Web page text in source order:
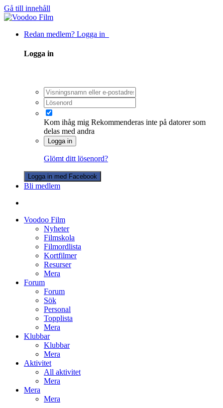
Gå till innehåll
Redan medlem? Logga in
Logga in
Kom ihåg mig Rekommenderas inte på datorer som
delas med andra
Logga in
Glömt ditt lösenord?
Logga in med Facebook
Bli medlem
Voodoo Film
Nyheter
Filmskola
Filmordlista
Kortfilmer
Resurser
Mera
Forum
Forum
Sök
Personal
Topplista
Mera
Klubbar
Klubbar
Mera
Aktivitet
All aktivitet
Mera
Mera
Mera